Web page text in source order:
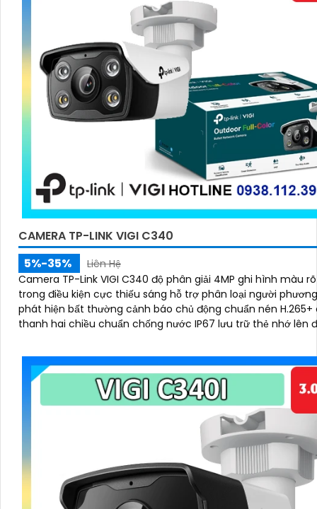
CAMERA TP-LINK VIGI C340
5%-35%
Liên Hệ
Camera TP-Link VIGI C340 độ phân giải 4MP ghi hình màu
trong điều kiện cực thiếu sáng hỗ trợ phân loại người
phát hiện bất thường cảnh báo chủ động chuẩn nén H.265+
thanh hai chiều chuẩn chống nước IP67 lưu trữ thẻ nhớ lên